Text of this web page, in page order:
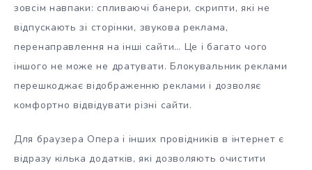
зовсім навпаки: спливаючі банери, скрипти, які не
відпускають зі сторінки, звукова реклама,
перенаправлення на інші сайти… Це і багато чого
іншого не може не дратувати. Блокувальник реклами
перешкоджає відображенню реклами і дозволяє
комфортно відвідувати різні сайти.
Для браузера Опера і інших провідників в інтернет є
відразу кілька додатків, які дозволяють очистити